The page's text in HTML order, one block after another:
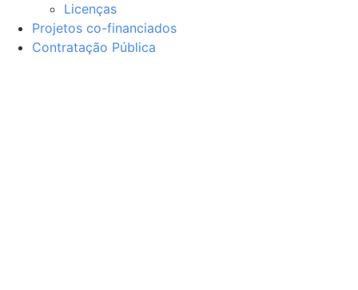
Licenças
Projetos co-financiados
Contratação Pública